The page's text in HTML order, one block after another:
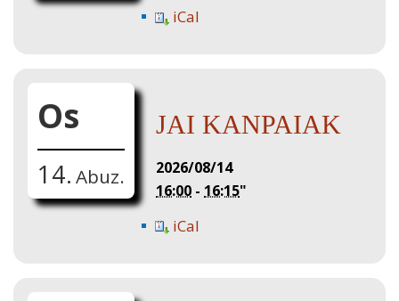
iCal
Os
14. Abuz.
JAI KANPAIAK
2026/08/14
16:00 - 16:15"
iCal